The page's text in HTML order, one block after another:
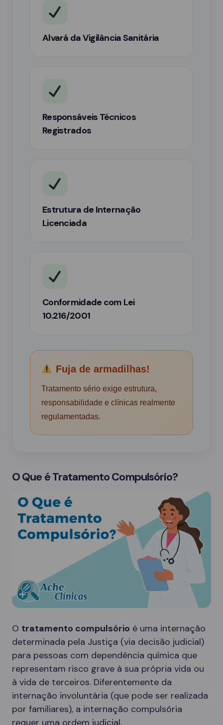
Alvará da Vigilância Sanitária
Responsáveis Técnicos
Registrados
Estrutura de Internação
Licenciada
Conformidade com Lei
10.216/2001
Fuja de armadilhas!
Tratamento sério exige estrutura,
responsabilidade e clínicas realmente
regulamentadas.
O Que é Tratamento Compulsório?
O tratamento compulsório é uma internação
determinada pela Justiça (via decisão judicial)
para pessoas com dependência química que
representam risco grave à sua própria vida ou
à vida de terceiros. Diferentemente da
internação involuntária (que pode ser realizada
por familiares), a internação compulsória